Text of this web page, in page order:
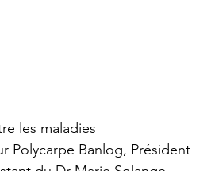
les maladies
Polycarpe Banlog, Président